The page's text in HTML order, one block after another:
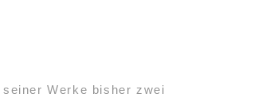
Werke bisher zwei